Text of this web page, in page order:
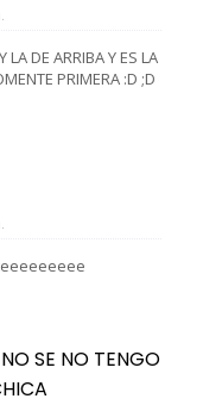
LA DE ARRIBA Y ES LA
PRIMERA :D ;D
SE NO TENGO